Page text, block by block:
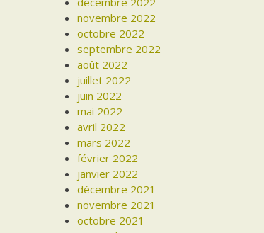
novembre 2022
octobre 2022
septembre 2022
août 2022
juillet 2022
juin 2022
mai 2022
avril 2022
mars 2022
février 2022
janvier 2022
décembre 2021
novembre 2021
octobre 2021